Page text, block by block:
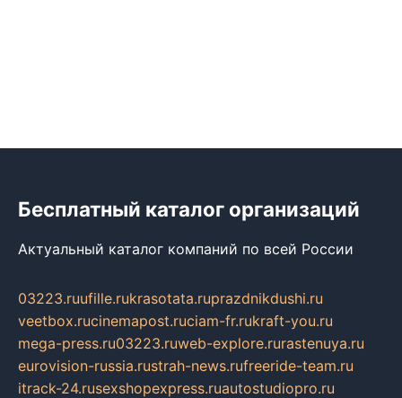
Бесплатный каталог организаций
Актуальный каталог компаний по всей России
03223.ruufille.rukrasotata.ruprazdnikdushi.ru
veetbox.rucinemapost.ruciam-fr.rukraft-you.ru
mega-press.ru03223.ruweb-explore.rurastenuya.ru
eurovision-russia.rustrah-news.rufreeride-team.ru
itrack-24.rusexshopexpress.ruautostudiopro.ru